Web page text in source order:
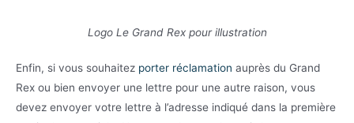
Logo Le Grand Rex pour illustration
Enfin, si vous souhaitez porter réclamation auprès du Grand
Rex ou bien envoyer une lettre pour une autre raison, vous
devez envoyer votre lettre à l’adresse indiqué dans la première